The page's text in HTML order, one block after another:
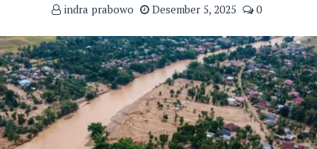
indra prabowo Desember 5, 2025 0